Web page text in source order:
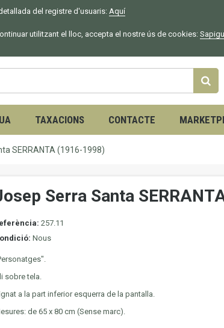
del registre d'usuaris:Aquí
utilitzant el lloc, accepta el nostre ús de cookies:
TAXACIONS CONTACTE
SERRANTA (1916-1998)
Serra Santa
257.11
Nous
sobre tela.
a la part inferior esquerra de la pantalla.
de 65 x 80 cm (Sense marc).